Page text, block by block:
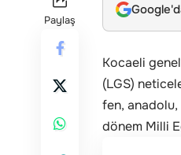
Paylaş
Kocaeli
(LGS)
fen,
dönem Milli